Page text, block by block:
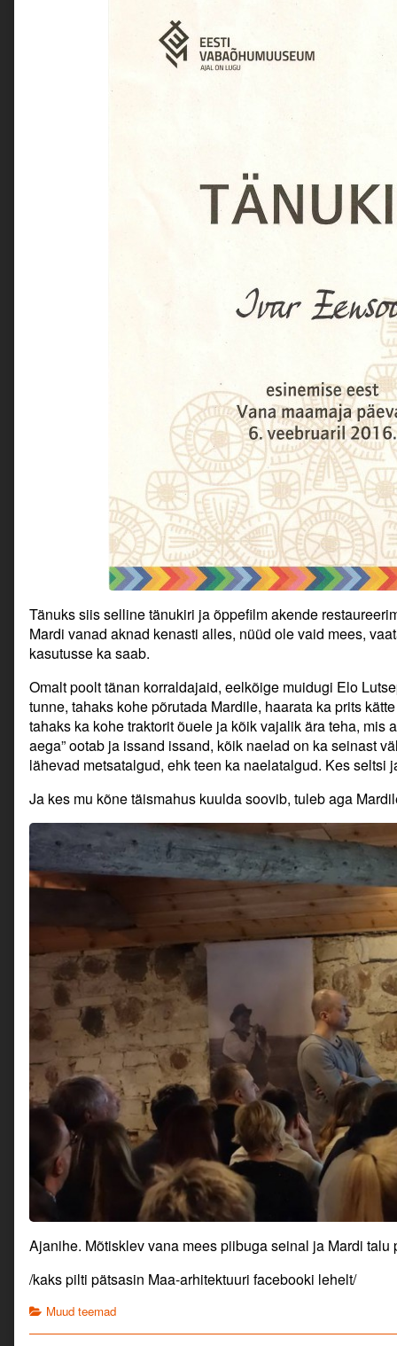
Tänuks siis selline tänukiri ja õppefilm akende
Mardi vanad aknad kenasti alles, nüüd ole vaid mees,
kasutusse ka saab.
Omalt poolt tänan korraldajaid, eelkõige muidugi Elo
tunne, tahaks kohe põrutada Mardile, haarata ka prits
tahaks ka kohe traktorit õuele ja kõik vajalik ära teha, mis
aega” ootab ja issand issand, kõik naelad on ka seinast
lähevad metsatalgud, ehk teen ka naelatalgud. Kes seltsi
Ja kes mu kõne täismahus kuulda soovib, tuleb aga
Ajanihe. Mõtisklev vana mees piibuga seinal ja Mardi talu
/kaks pilti pätsasin Maa-arhitektuuri facebooki lehelt/
Categories
Muud teemad